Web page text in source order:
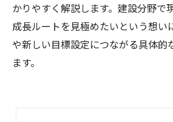
かりやすく解説します。建設分野で
成長ルートを見極めたいという想い
や新しい目標設定につながる具体的
ます。